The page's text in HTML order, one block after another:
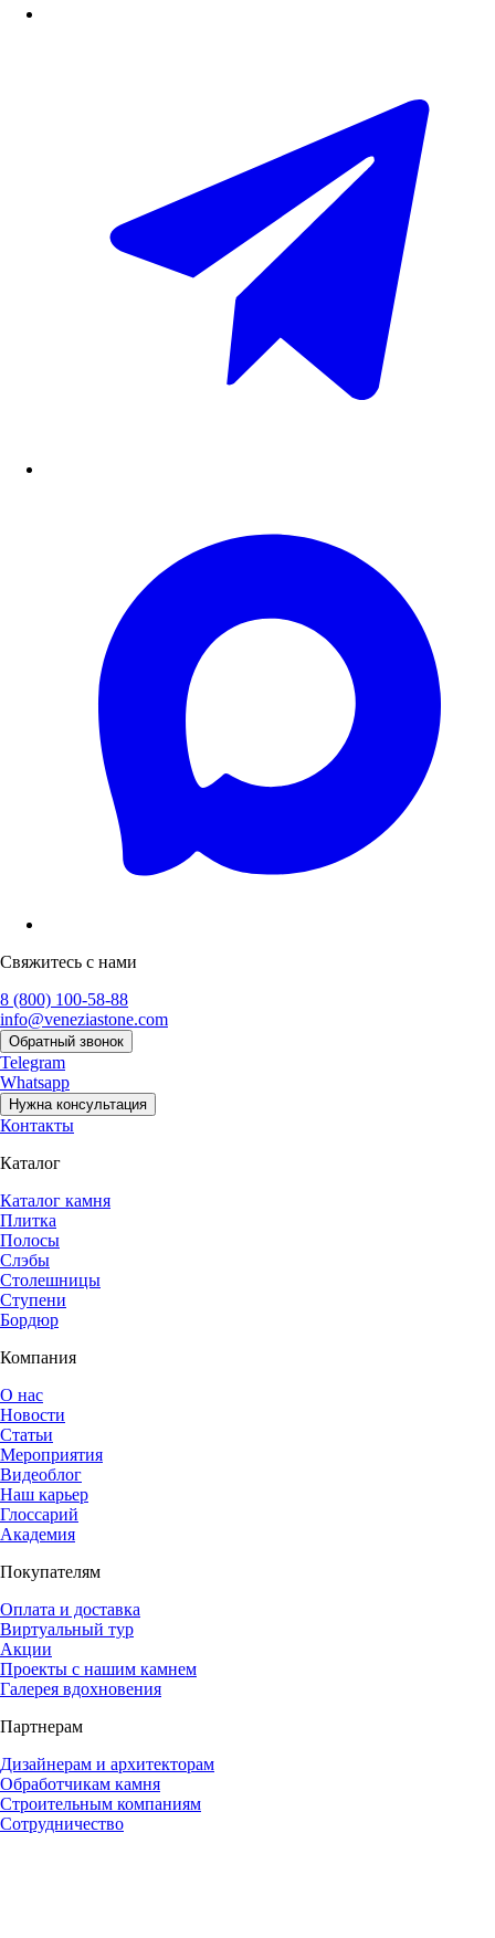
Свяжитесь с нами
8 (800) 100-58-88
info@veneziastone.com
Обратный звонок
Telegram
Whatsapp
Нужна консультация
Контакты
Каталог
Каталог камня
Плитка
Полосы
Слэбы
Столешницы
Ступени
Бордюр
Компания
О нас
Новости
Статьи
Мероприятия
Видеоблог
Наш карьер
Глоссарий
Академия
Покупателям
Оплата и доставка
Виртуальный тур
Акции
Проекты с нашим камнем
Галерея вдохновения
Партнерам
Дизайнерам и архитекторам
Обработчикам камня
Строительным компаниям
Сотрудничество